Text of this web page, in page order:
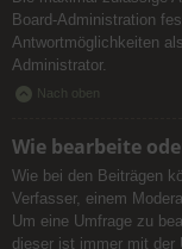
Board-Administration
Antwortmöglichkeiten
Administrator.
Nach oben
Wie bearbeite
Wie bei den Beiträgen
Verfasser, einem
Um eine Umfrage zu
dieser ist immer mit der